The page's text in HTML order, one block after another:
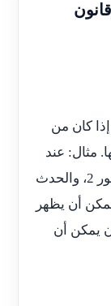
كان من
مثال: عند
يمكن أن يظهر
يمكن أن